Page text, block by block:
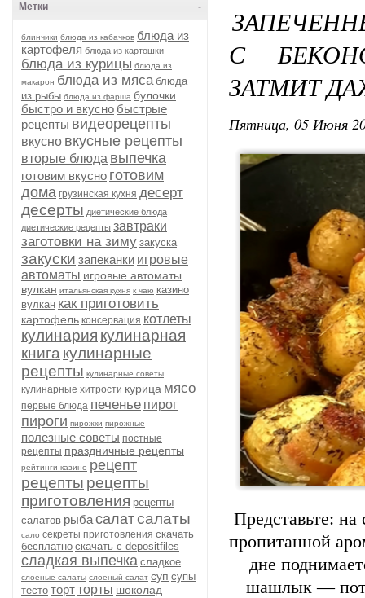
-
Метки
блинчики блюда из кабачков блюда из
картофеля блюда из картошки
блюда из курицы блюда из
макарон блюда из мяса блюда
из рыбы блюда из фарша булочки
быстро и вкусно быстрые
рецепты видеорецепты
вкусно вкусные рецепты
вторые блюда выпечка
готовим вкусно готовим
дома грузинская кухня десерт
десерты диетические блюда
диетические рецепты завтраки
заготовки на зиму закуска
закуски запеканки игровые
автоматы игровые автоматы
вулкан итальянская кухня к чаю казино
вулкан как приготовить
картофель консервация котлеты
кулинария кулинарная
книга кулинарные
рецепты кулинарные советы
кулинарные хитрости курица мясо
первые блюда печенье пирог
пироги пирожки пирожные
полезные советы постные
рецепты праздничные рецепты
рейтинги казино рецепт
рецепты рецепты
приготовления рецепты
салатов рыбасалатсалаты
сало секреты приготовления скачать
бесплатно скачать с depositfiles
сладкая выпечка сладкое
слоеные салаты слоеный салат суп супы
тесто тортторты шоколад
С
ЗАТМИТ
Пятница, 05 Июня
Представьте: на
пропитанной
дне
шашлык —